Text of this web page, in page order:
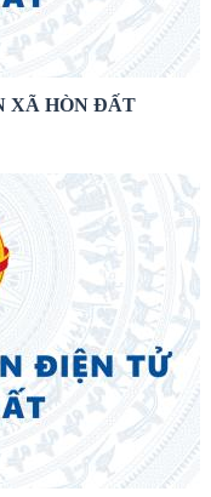
XÃ HÒN ĐẤT